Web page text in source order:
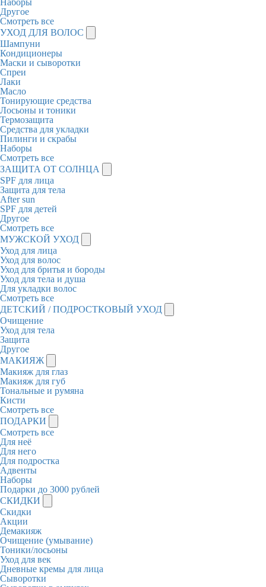
Наборы
Другое
Смотреть все
УХОД ДЛЯ ВОЛОС
Шампуни
Кондиционеры
Маски и сыворотки
Спреи
Лаки
Масло
Тонирующие средства
Лосьоны и тоники
Термозащита
Средства для укладки
Пилинги и скрабы
Наборы
Смотреть все
ЗАЩИТА ОТ СОЛНЦА
SPF для лица
Защита для тела
After sun
SPF для детей
Другое
Смотреть все
МУЖСКОЙ УХОД
Уход для лица
Уход для волос
Уход для бритья и бороды
Уход для тела и душа
Для укладки волос
Смотреть все
ДЕТСКИЙ / ПОДРОСТКОВЫЙ УХОД
Очищение
Уход для тела
Защита
Другое
МАКИЯЖ
Макияж для глаз
Макияж для губ
Тональные и румяна
Кисти
Смотреть все
ПОДАРКИ
Смотреть все
Для неё
Для него
Для подростка
Адвенты
Наборы
Подарки до 3000 рублей
СКИДКИ
Скидки
Акции
Демакияж
Очищение (умывание)
Тоники/лосьоны
Уход для век
Дневные кремы для лица
Сыворотки